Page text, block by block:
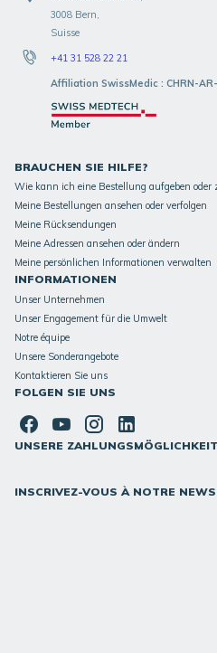
3008 Bern,
Suisse
+41 31 528 22 21
Affiliation SwissMedic : CHRN-AR-
BRAUCHEN SIE HILFE?
Wie kann ich eine Bestellung aufgeben oder
Meine Bestellungen ansehen oder verfolgen
Meine Rücksendungen
Meine Adressen ansehen oder ändern
Meine persönlichen Informationen verwalten
INFORMATIONEN
Unser Unternehmen
Unser Engagement für die Umwelt
Notre équipe
Unsere Sonderangebote
Kontaktieren Sie uns
FOLGEN SIE UNS
UNSERE
INSCRIVEZ-VOUS À NOTRE